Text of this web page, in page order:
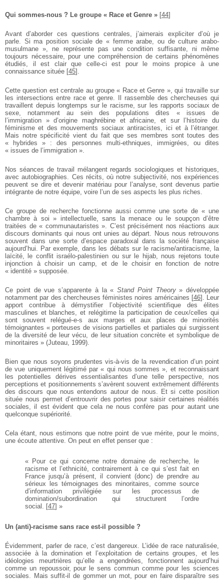
Qui sommes-nous ? Le groupe « Race et Genre » [44]
Avant d’aborder ces questions centrales, j’aimerais expliciter d’où je
parle. Si ma position sociale de « femme arabe, ou de culture arabo-
musulmane », ne représente pas une condition suffisante, ni même
toujours nécessaire, pour une compréhension de certains phénomènes
étudiés, il est clair que celle-ci est pour le moins propice à une
connaissance située [45] .
Cette question est centrale au groupe « Race et Genre », qui travaille sur
les intersections entre race et genre. Il rassemble des chercheuses qui
travaillent depuis longtemps sur le racisme, sur les rapports sociaux de
sexe, notamment au sein des populations dites « issues de
l’immigration » d’origine maghrébine et africaine, et sur l’histoire du
féminisme et des mouvements sociaux antiracistes, ici et à l’étranger.
Mais notre spécificité vient du fait que ses membres sont toutes des
« hybrides » : des personnes multi-ethniques, immigrées, ou dites
« issues de l’immigration ».
Nos séances de travail mélangent regards sociologiques et historiques,
avec autobiographies. Ces récits, où notre subjectivité, nos expériences
peuvent se dire et devenir matériau pour l’analyse, sont devenus partie
intégrante de notre équipe, voire l’un de ses aspects les plus riches.
Ce groupe de recherche fonctionne aussi comme une sorte de « une
chambre à soi » intellectuelle, sans la menace ou le soupçon d’être
traitées de « communautaristes ». C’est précisément nos réactions aux
discours dominants qui nous ont unies au départ. Nous nous retrouvons
souvent dans une sorte d’espace paradoxal dans la société française
aujourd’hui. Par exemple, dans les débats sur le racisme/antiracisme, la
laïcité, le conflit israélo-palestinien ou sur le hijab, nous rejetons toute
injonction à choisir un camp, et de le choisir en fonction de notre
« identité » supposée.
Ce point de vue s’apparente à la « Stand Point Theory» développée
notamment par des chercheuses féministes noires américaines [46] . Leur
apport contribue à démystifier l’objectivité scientifique des élites
masculines et blanches, et relégitime la participation de ceux/celles qui
sont souvent relégué-e-s aux marges et aux places de minorités
témoignantes « porteuses de visions partielles et partiales qui surgissent
de la diversité de leur vécu, de leur situation concrète et symbolique de
minoritaires » (Juteau, 1999).
Bien que nous soyons prudentes vis-à-vis de la revendication d’un point
de vue uniquement légitimé par « qui nous sommes », et reconnaissant
les potentielles dérives essentialisantes d’une telle perspective, nos
perceptions et positionnements s’avèrent souvent extrêmement différents
des discours que nous entendons autour de nous. Et si cette position
située nous permet d’entrouvrir des portes pour saisir certaines réalités
sociales, il est évident que cela ne nous confère pas pour autant une
quelconque supériorité.
Cela étant, nous estimons que notre point de vue mérite, pour le moins,
une écoute attentive. On peut en effet penser que :
« Pour ce qui concerne notre domaine de recherche, le
racisme et l’ethnicité, contrairement à ce qui s’est fait en
France jusqu’à présent, il convient (donc) de prendre au
sérieux les témoignages des minoritaires, comme source
d’information privilégiée sur les processus de
domination/subordination qui structurent l’ordre
social. [47] »
Un (anti)-racisme sans race est-il possible ?
Évidemment, parler de race, c’est dangereux. L’idée de race naturalisée,
associée à la domination et l’exploitation de certains groupes, et les
idéologies meurtrières qu’elle a engendrées, fonctionnent aujourd’hui
comme un repoussoir, pour le sens commun comme pour les sciences
sociales. Mais suffit-il de gommer un mot, pour en faire disparaître ses